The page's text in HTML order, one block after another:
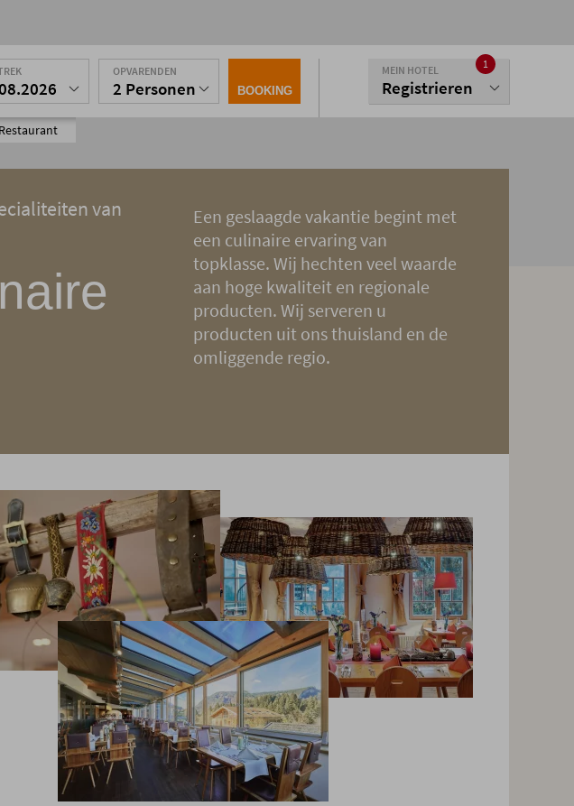
OPVARENDEN
2 Personen BOOKING
MEIN HOTEL
Registrieren
1
van
Een geslaagde vakantie begint met
een culinaire ervaring van
topklasse. Wij hechten veel waarde
aan hoge kwaliteit en regionale
producten. Wij serveren u
producten uit ons thuisland en de
omliggende regio.